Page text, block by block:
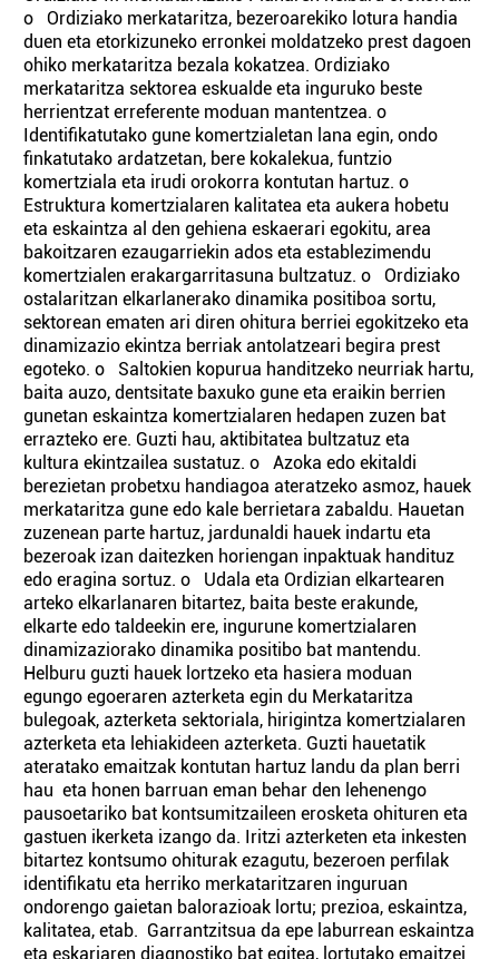
o Ordiziako merkataritza, bezeroarekiko lotura handia
duen eta etorkizuneko erronkei moldatzeko prest dagoen
ohiko merkataritza bezala kokatzea. Ordiziako
merkataritza sektorea eskualde eta inguruko beste
herrientzat erreferente moduan mantentzea. o
Identifikatutako gune komertzialetan lana egin, ondo
finkatutako ardatzetan, bere kokalekua, funtzio
komertziala eta irudi orokorra kontutan hartuz. o
Estruktura komertzialaren kalitatea eta aukera hobetu
eta eskaintza al den gehiena eskaerari egokitu, area
bakoitzaren ezaugarriekin ados eta establezimendu
komertzialen erakargarritasuna bultzatuz. o Ordiziako
ostalaritzan elkarlanerako dinamika positiboa sortu,
sektorean ematen ari diren ohitura berriei egokitzeko eta
dinamizazio ekintza berriak antolatzeari begira prest
egoteko. o Saltokien kopurua handitzeko neurriak hartu,
baita auzo, dentsitate baxuko gune eta eraikin berrien
gunetan eskaintza komertzialaren hedapen zuzen bat
errazteko ere. Guzti hau, aktibitatea bultzatuz eta
kultura ekintzailea sustatuz. o Azoka edo ekitaldi
berezietan probetxu handiagoa ateratzeko asmoz, hauek
merkataritza gune edo kale berrietara zabaldu. Hauetan
zuzenean parte hartuz, jardunaldi hauek indartu eta
bezeroak izan daitezken horiengan inpaktuak handituz
edo eragina sortuz. o Udala eta Ordizian elkartearen
arteko elkarlanaren bitartez, baita beste erakunde,
elkarte edo taldeekin ere, ingurune komertzialaren
dinamizaziorako dinamika positibo bat mantendu.
Helburu guzti hauek lortzeko eta hasiera moduan
egungo egoeraren azterketa egin du Merkataritza
bulegoak, azterketa sektoriala, hirigintza komertzialaren
azterketa eta lehiakideen azterketa. Guzti hauetatik
ateratako emaitzak kontutan hartuz landu da plan berri
hau eta honen barruan eman behar den lehenengo
pausoetariko bat kontsumitzaileen erosketa ohituren eta
gastuen ikerketa izango da. Iritzi azterketen eta inkesten
bitartez kontsumo ohiturak ezagutu, bezeroen perfilak
identifikatu eta herriko merkataritzaren inguruan
ondorengo gaietan balorazioak lortu; prezioa, eskaintza,
kalitatea, etab. Garrantzitsua da epe laburrean eskaintza
eta eskariaren diagnostiko bat egitea, lortutako emaitzei